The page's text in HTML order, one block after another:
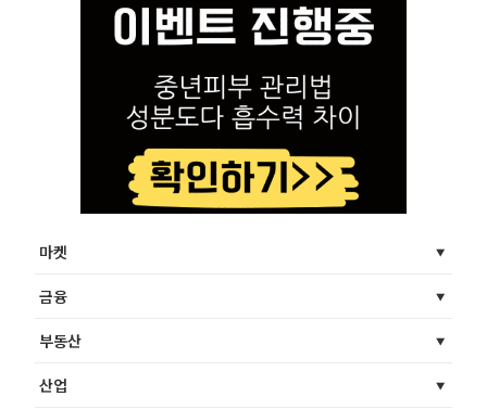
마켓
금융
부동산
산업